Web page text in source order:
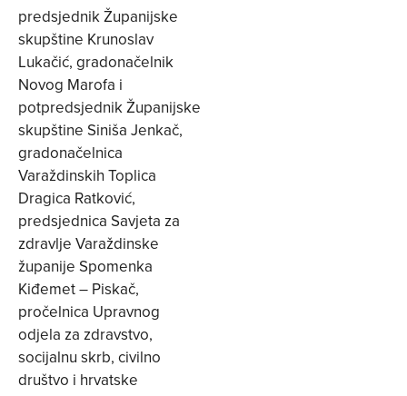
predsjednik Županijske
skupštine Krunoslav
Lukačić, gradonačelnik
Novog Marofa i
potpredsjednik Županijske
skupštine Siniša Jenkač,
gradonačelnica
Varaždinskih Toplica
Dragica Ratković,
predsjednica Savjeta za
zdravlje Varaždinske
županije Spomenka
Kiđemet – Piskač,
pročelnica Upravnog
odjela za zdravstvo,
socijalnu skrb, civilno
društvo i hrvatske